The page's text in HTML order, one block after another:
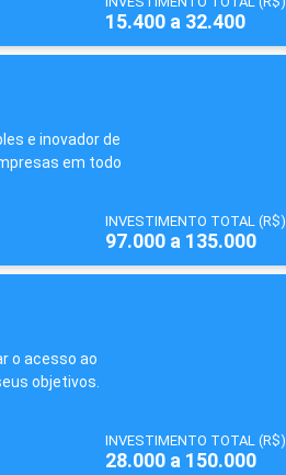
15.400 a 32.400
e inovador de
em todo
INVESTIMENTO TOTAL (R$)
97.000 a 135.000
o acesso ao
objetivos.
INVESTIMENTO TOTAL (R$)
28.000 a 150.000